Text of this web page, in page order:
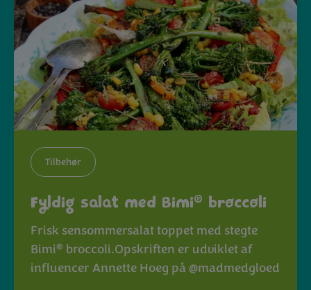
Tilbehør
Fyldig salat med Bimi® broccoli
Frisk sensommersalat toppet med stegte
Bimi® broccoli.Opskriften er udviklet af
influencer Annette Hoeg på @madmedgloed